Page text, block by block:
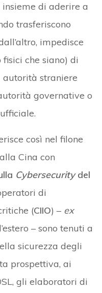
di aderire a
trasferiscono
impedisce
che siano) di
autorità straniere
governative o
così nel filone
Cina con
Cybersecuritydel
di
(CIIO) – ex
– sono tenuti a
sicurezza degli
prospettiva, ai
gli elaboratori di